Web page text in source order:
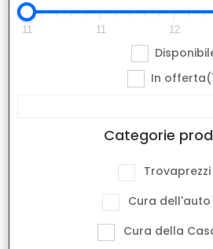
11 11 12
In offerta
Categorie
Trovaprezzi
Cura dell'auto
Cura della